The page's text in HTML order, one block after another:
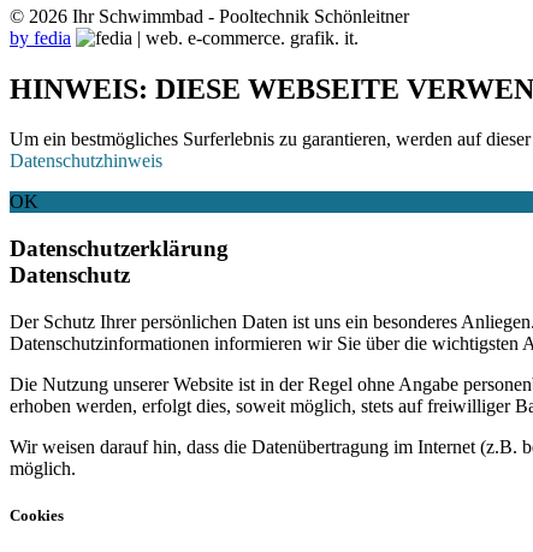
© 2026 Ihr Schwimmbad - Pooltechnik Schönleitner
by fedia
HINWEIS: DIESE WEBSEITE
Um ein bestmögliches Surferlebnis zu garantieren, werden auf
Datenschutzhinweis
OK
Datenschutzerklärung
Datenschutz
Der Schutz Ihrer persönlichen Daten ist uns ein besonderes
Datenschutzinformationen informieren wir Sie über die wichtigsten
Die Nutzung unserer Website ist in der Regel ohne Angabe
erhoben werden, erfolgt dies, soweit möglich, stets auf freiwilliger
Wir weisen darauf hin, dass die Datenübertragung im Internet
möglich.
Cookies